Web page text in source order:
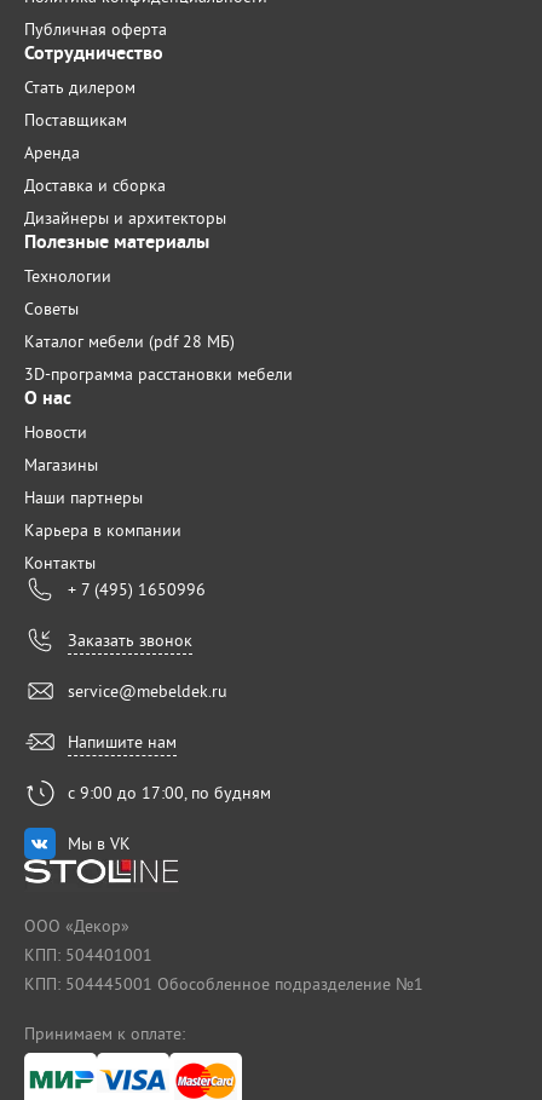
Публичная оферта
Сотрудничество
Стать дилером
Поставщикам
Аренда
Доставка и сборка
Дизайнеры и архитекторы
Полезные материалы
Технологии
Советы
Каталог мебели (pdf 28 МБ)
3D-программа расстановки мебели
О нас
Новости
Магазины
Наши партнеры
Карьера в компании
Контакты
+ 7 (495) 1650996
Заказать звонок
service@mebeldek.ru
Напишите нам
с 9:00 до 17:00, по будням
Мы в VK
ООО «Декор»
КПП: 504401001
КПП: 504445001 Обособленное подразделение №1
Принимаем к оплате: